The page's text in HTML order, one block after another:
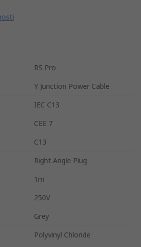
RS Pro
Y Junction Power Cable
IEC C13
CEE 7
C13
Right Angle Plug
1m
250V
Grey
Polyvinyl Chloride